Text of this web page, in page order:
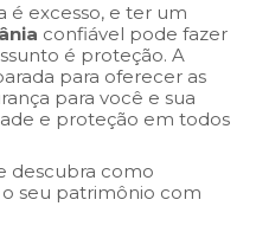
é excesso, e ter um
confiável pode fazer
é proteção. A
para oferecer as
para você e sua
e proteção em todos
descubra como
seu patrimônio com